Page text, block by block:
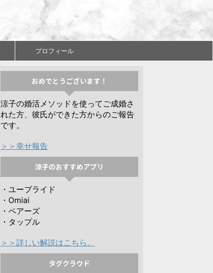
プロフィール
おめでとうございます！
涼子の婚活メソッドを使ってご成婚さ
れた方、彼氏ができた方からのご報告
です。
＞＞幸せ報告
涼子のおすすめアプリ
・ユーブライド
・Omiai
・ペアーズ
・タップル
＞＞詳しい解説はこちら。
タグクラウド